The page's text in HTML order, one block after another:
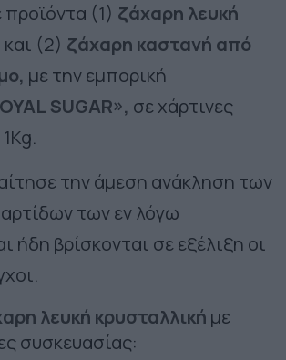
(1) ζάχαρη λευκή
και (2) ζάχαρη καστανή από
με την εμπορική
SUGAR», σε χάρτινες
την άμεση ανάκληση των
των εν λόγω
ήδη βρίσκονται σε εξέλιξη οι
λευκή κρυσταλλική με
συσκευασίας: